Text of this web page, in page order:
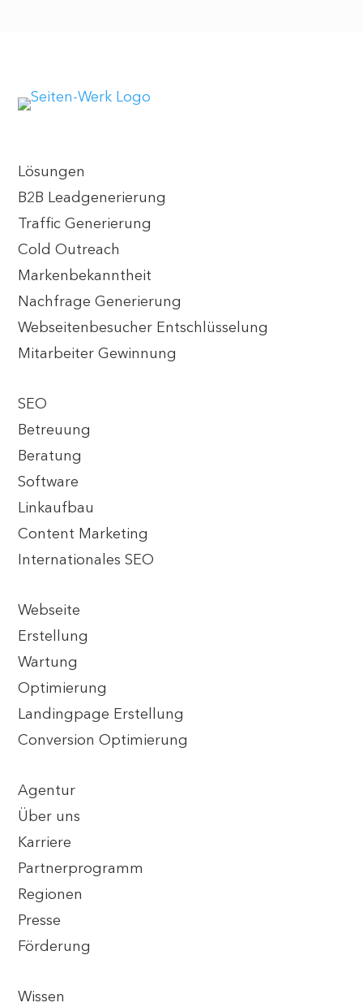
Lösungen
B2B Leadgenerierung
Traffic Generierung
Cold Outreach
Markenbekanntheit
Nachfrage Generierung
Webseitenbesucher Entschlüsselung
Mitarbeiter Gewinnung
SEO
Betreuung
Beratung
Software
Linkaufbau
Content Marketing
Internationales SEO
Webseite
Erstellung
Wartung
Optimierung
Landingpage Erstellung
Conversion Optimierung
Agentur
Über uns
Karriere
Partnerprogramm
Regionen
Presse
Förderung
Wissen